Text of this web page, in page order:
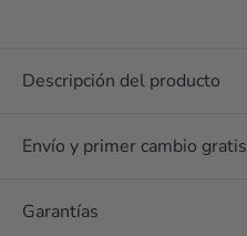
Descripción del producto
Envío y primer cambio gratis
Garantías